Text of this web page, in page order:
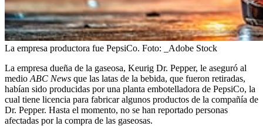
La empresa productora fue PepsiCo. Foto:
_Adobe Stock
La empresa dueña de la gaseosa, Keurig Dr. Pepper, le aseguró al
medio ABC News que las latas de la bebida, que fueron retiradas,
habían sido producidas por una planta embotelladora de PepsiCo, la
cual tiene licencia para fabricar algunos productos de la compañía de
Dr. Pepper. Hasta el momento, no se han reportado personas
afectadas por la compra de las gaseosas.